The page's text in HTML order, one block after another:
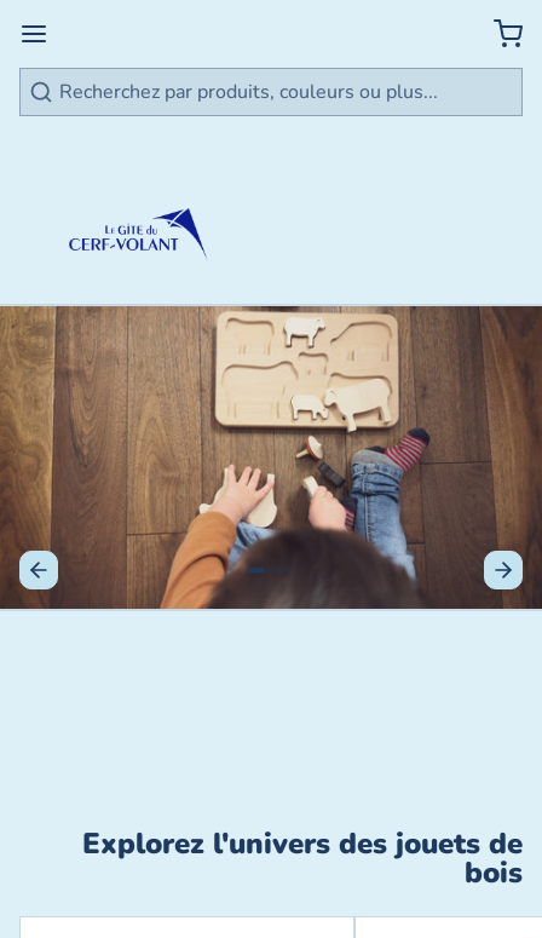
Diapositive précédente
Explorez l'univers des jouets de
bois